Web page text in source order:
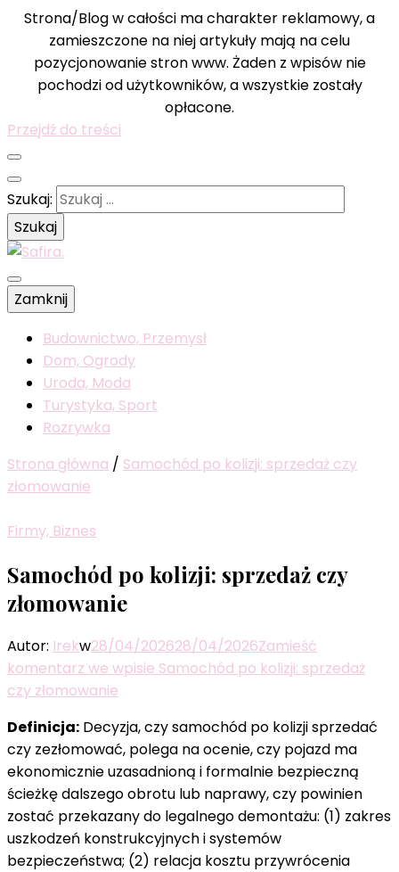
Strona/Blog w całości ma charakter reklamowy, a
zamieszczone na niej artykuły mają na celu
pozycjonowanie stron www. Żaden z wpisów nie
pochodzi od użytkowników, a wszystkie zostały
opłacone.
Przejdź do treści
Szukaj:
Safira.
Wyselekcjonowane wiadomości dla was
Zamknij
Budownictwo, Przemysł
Dom, Ogrody
Uroda, Moda
Turystyka, Sport
Rozrywka
Strona główna / Samochód po kolizji: sprzedaż czy
złomowanie
Firmy, Biznes
Samochód po kolizji: sprzedaż czy
złomowanie
Autor: Irekw28/04/202628/04/2026Zamieść
komentarz we wpisie Samochód po kolizji: sprzedaż
czy złomowanie
Definicja: Decyzja, czy samochód po kolizji sprzedać
czy zezłomować, polega na ocenie, czy pojazd ma
ekonomicznie uzasadnioną i formalnie bezpieczną
ścieżkę dalszego obrotu lub naprawy, czy powinien
zostać przekazany do legalnego demontażu: (1) zakres
uszkodzeń konstrukcyjnych i systemów
bezpieczeństwa; (2) relacja kosztu przywrócenia